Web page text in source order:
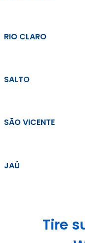
RIO CLARO
SALTO
SÃO VICENTE
JAÚ
Tire